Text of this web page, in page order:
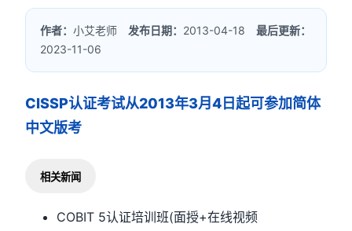
作者：小艾老师 发布日期： 2013-04-18最后更新：
2023-11-06
CISSP认证考试从2013年3月4日起可参加简体
中文版考
相关新闻
COBIT 5认证培训班(面授+在线视频